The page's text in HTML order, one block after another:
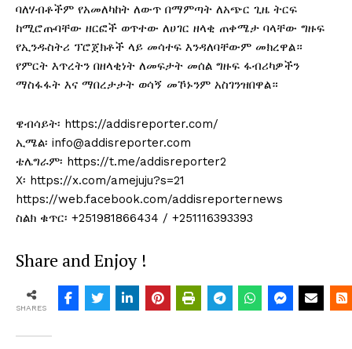
‎ባለሃብቶችም የአመለካከት ለውጥ በማምጣት ለአጭር ጊዜ ትርፍ
ከሚሮጡባቸው ዘርፎች ወጥተው ለሀገር ዘላቂ ጠቀሜታ ባላቸው ግዙፍ
የኢንዱስትሪ ፕሮጀክቶች ላይ መሳተፍ እንዳለባቸውም መክረዋል።
የምርት እጥረትን በዘላቂነት ለመፍታት መሰል ግዙፍ ፋብሪካዎችን
ማስፋፋት እና ማበረታታት ወሳኝ መኾኑንም አስገንዝበዋል።
‎ዌብሳይት፡ https://addisreporter.com/
ኢሜል፡ info@addisreporter.com
ቴሌግራም፡ https://t.me/addisreporter2
X፡ https://x.com/amejuju?s=21
https://web.facebook.com/addisreporternews
ስልክ ቁጥር፡ +251981866434 / +251116393393
Share and Enjoy !
SHARES